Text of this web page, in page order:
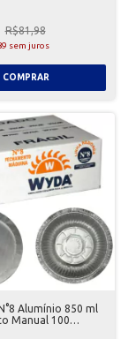
R$81,98
sem juros
Alumínio 850 ml
Manual 100